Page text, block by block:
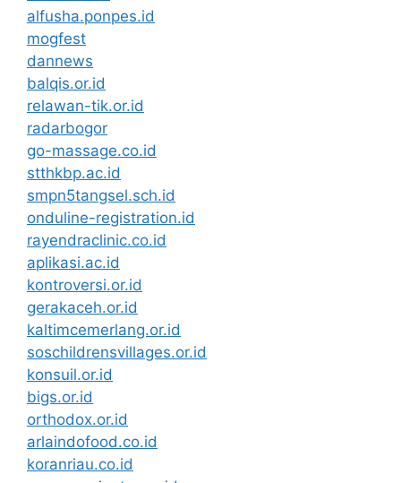
alfusha.ponpes.id
mogfest
dannews
balqis.or.id
relawan-tik.or.id
radarbogor
go-massage.co.id
stthkbp.ac.id
smpn5tangsel.sch.id
onduline-registration.id
rayendraclinic.co.id
aplikasi.ac.id
kontroversi.or.id
gerakaceh.or.id
kaltimcemerlang.or.id
soschildrensvillages.or.id
konsuil.or.id
bigs.or.id
orthodox.or.id
arlaindofood.co.id
koranriau.co.id